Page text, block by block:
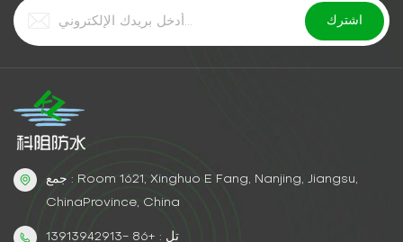
جمع : Room 1621, Xinghuo E Fang, Nanjing, Jiangsu,
ChinaProvince, China
تل : +86 -13913942913